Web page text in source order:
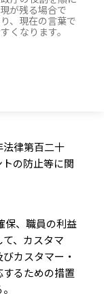
が残る場合で
、現在の言葉で
くなります。
法律第百二十
の防止等に関
保、職員の利益
、カスタマ
カスタマー・
るための措置